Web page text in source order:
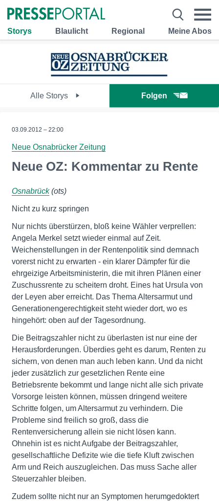
Storys Blaulicht Regional Meine Abos
Alle Storys Folgen
03.09.2012 – 22:00
Neue Osnabrücker Zeitung
Neue OZ: Kommentar zu Rente
Osnabrück(ots)
Nicht zu kurz springen
Nur nichts überstürzen, bloß keine Wähler verprellen:
Angela Merkel setzt wieder einmal auf Zeit.
Weichenstellungen in der Rentenpolitik sind demnach
vorerst nicht zu erwarten - ein klarer Dämpfer für die
ehrgeizige Arbeitsministerin, die mit ihren Plänen einer
Zuschussrente zu scheitern droht. Eines hat Ursula von
der Leyen aber erreicht. Das Thema Altersarmut und
Generationengerechtigkeit steht wieder dort, wo es
hingehört: oben auf der Tagesordnung.
Die Beitragszahler nicht zu überlasten ist nur eine der
Herausforderungen. Überdies geht es darum, Renten zu
sichern, von denen man auch leben kann. Und da nicht
jeder zusätzlich zur gesetzlichen Rente eine
Betriebsrente bekommt und lange nicht alle sich private
Vorsorge leisten können, müssen dringend weitere
Schritte folgen, um Altersarmut zu verhindern. Die
Probleme sind freilich so groß, dass die
Rentenversicherung allein sie nicht lösen kann.
Ohnehin ist es nicht Aufgabe der Beitragszahler,
gesellschaftliche Defizite wie die tiefe Kluft zwischen
Arm und Reich auszugleichen. Das muss Sache aller
Steuerzahler bleiben.
Zudem sollte nicht nur an Symptomen herumgedoktert